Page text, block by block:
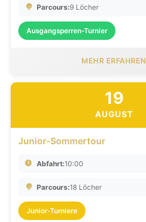
Parcours:9 Löcher
Ausgangsperren-Turnier
MEHR ERFAHREN
19
AUGUST
Junior-Sommertour
Abfahrt:10:00
Parcours:18 Löcher
Junior-Turniere